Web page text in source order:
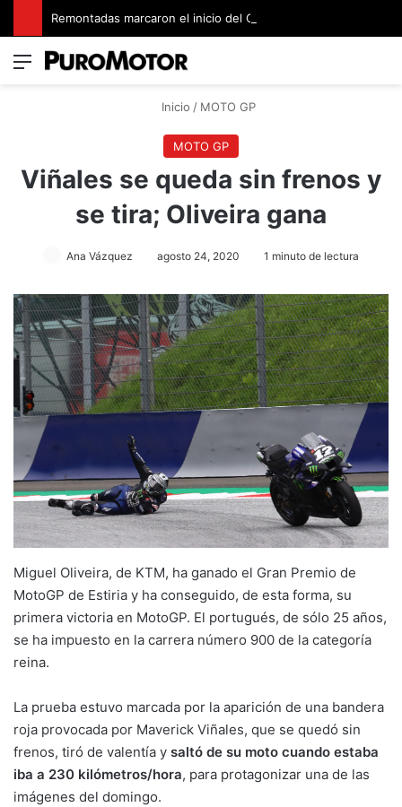
Menú
Inicio / MOTO GP
MOTO GP
Viñales se queda sin frenos y
se tira; Oliveira gana
Ana Vázquez agosto 24, 2020 1 minuto de lectura
Miguel Oliveira, de KTM, ha ganado el Gran Premio de
MotoGP de Estiria y ha conseguido, de esta forma, su
primera victoria en MotoGP. El portugués, de sólo 25 años,
se ha impuesto en la carrera número 900 de la categoría
reina.
La prueba estuvo marcada por la aparición de una bandera
roja provocada por Maverick Viñales, que se quedó sin
frenos, tiró de valentía y saltó de su moto cuando estaba
iba a 230 kilómetros/hora, para protagonizar una de las
imágenes del domingo.